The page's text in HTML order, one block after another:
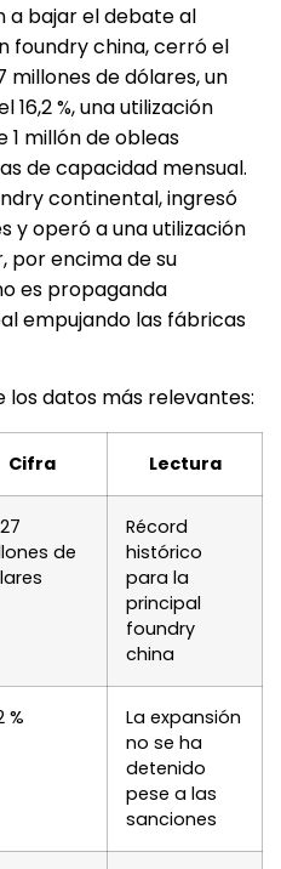
a bajar el debate al
foundry china, cerró el
millones de dólares, un
%, una utilización
1 millón de obleas
de capacidad mensual.
continental, ingresó
y operó a una utilización
por encima de su
es propaganda
empujando las fábricas
los datos más relevantes:
Cifra Lectura
de
Récord
histórico
para la
principal
foundry
china
%
La expansión
no se ha
detenido
pese a las
sanciones